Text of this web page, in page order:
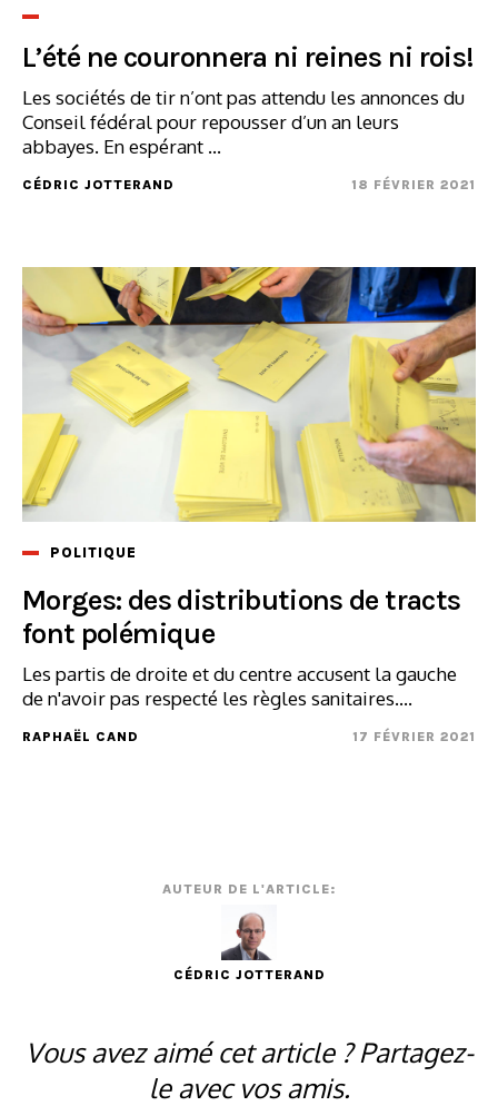
L’été ne couronnera ni reines ni rois!
Les sociétés de tir n’ont pas attendu les annonces du
Conseil fédéral pour repousser d’un an leurs
abbayes. En espérant ...
CÉDRIC JOTTERAND 18 FÉVRIER 2021
POLITIQUE
Morges: des distributions de tracts
font polémique
Les partis de droite et du centre accusent la gauche
de n'avoir pas respecté les règles sanitaires....
RAPHAËL CAND 17 FÉVRIER 2021
AUTEUR DE L'ARTICLE:
CÉDRIC JOTTERAND
Vous avez aimé cet article ? Partagez-
le avec vos amis.